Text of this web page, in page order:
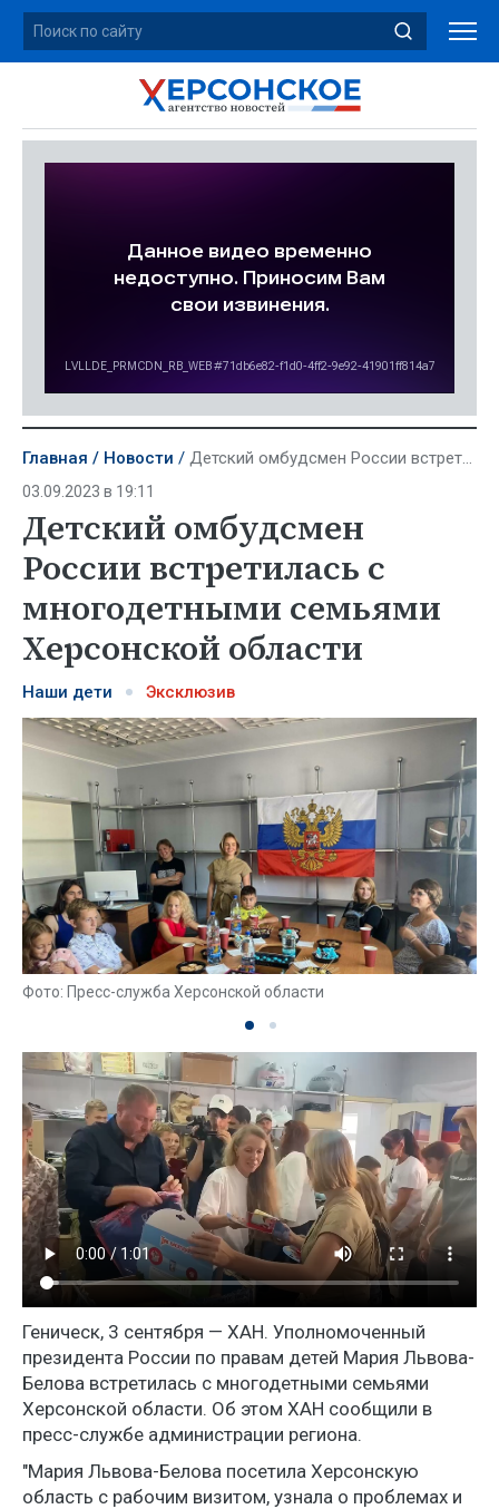
Главная Новости Детский омбудсмен России встретилась с многодетными семьями Херсонской области
03.09.2023 в 19:11
Детский омбудсмен
России встретилась с
многодетными семьями
Херсонской области
Наши дети Эксклюзив
Фото: Пресс-служба Херсонской области
Геническ, 3 сентября — ХАН. Уполномоченный
президента России по правам детей Мария Львова-
Белова встретилась с многодетными семьями
Херсонской области. Об этом ХАН сообщили в
пресс-службе администрации региона.
"Мария Львова-Белова посетила Херсонскую
область с рабочим визитом, узнала о проблемах и